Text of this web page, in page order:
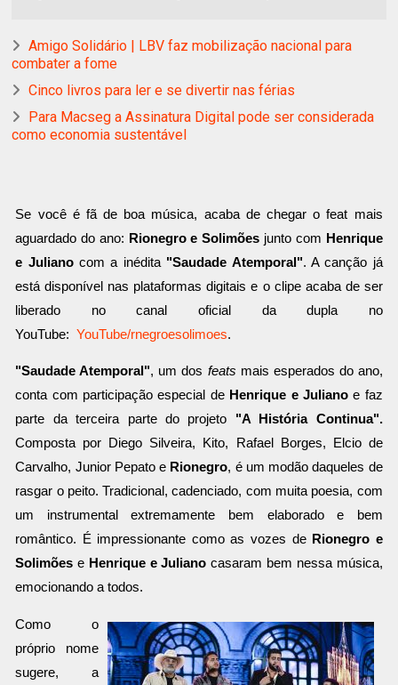
Amigo Solidário | LBV faz mobilização nacional para
combater a fome
Cinco livros para ler e se divertir nas férias
Para Macseg a Assinatura Digital pode ser considerada
como economia sustentável
Se você é fã de boa música, acaba de chegar o feat mais
aguardado do ano: Rionegro e Solimões junto com Henrique
e Julianocom a inédita "Saudade Atemporal". A canção já
está disponível nas plataformas digitais e o clipe acaba de ser
liberado no canal oficial da dupla no
YouTube:YouTube/rnegroesolimoes.
"Saudade Atemporal", um dos feats mais esperados do ano,
conta com participação especial de Henrique e Julianoe faz
parte da terceira parte do projeto "A História Continua".
Composta por Diego Silveira, Kito, Rafael Borges, Elcio de
Carvalho, Junior Pepato e Rionegro, é um modão daqueles de
rasgar o peito. Tradicional, cadenciado, com muita poesia, com
um instrumental extremamente bem elaborado e bem
romântico. É impressionante como as vozes de Rionegro e
Solimõese Henrique e Juliano casaram bem nessa música,
emocionando a todos.
Como o
próprio nome
sugere, a